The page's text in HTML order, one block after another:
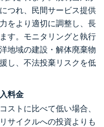
つれ、民間サービス提供
をより適切に調整し、長
す。モニタリングと執行
地域の建設・解体廃棄物
し、不法投棄リスクを低
料金
ストに比べて低い場合、
サイクルへの投資よりも